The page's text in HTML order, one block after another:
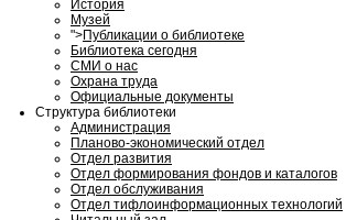
История
Музей
">Публикации о библиотеке
Библиотека сегодня
СМИ о нас
Охрана труда
Официальные документы
Структура библиотеки
Администрация
Планово-экономический отдел
Отдел развития
Отдел формирования фондов и каталогов
Отдел обслуживания
Отдел тифлоинформационных технологий